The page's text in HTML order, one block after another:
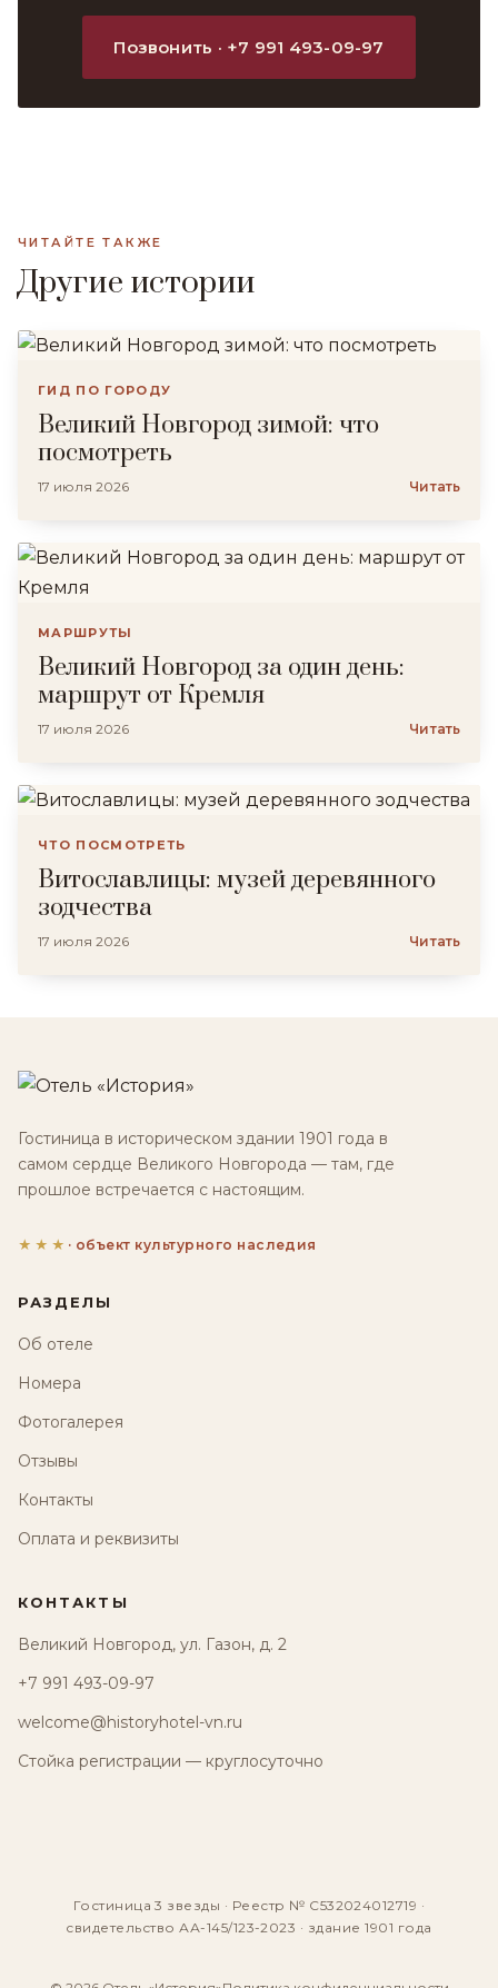
Позвонить · +7 991 493-09-97
ЧИТАЙТЕ ТАКЖЕ
Другие истории
ГИД ПО ГОРОДУ
Великий Новгород зимой: что
посмотреть
17 июля 2026 Читать
МАРШРУТЫ
Великий Новгород за один день:
маршрут от Кремля
17 июля 2026 Читать
ЧТО ПОСМОТРЕТЬ
Витославлицы: музей деревянного
зодчества
17 июля 2026 Читать
Гостиница в историческом здании 1901 года в
самом сердце Великого Новгорода — там, где
прошлое встречается с настоящим.
★★★ · объект культурного наследия
РАЗДЕЛЫ
Об отеле
Номера
Фотогалерея
Отзывы
Контакты
Оплата и реквизиты
КОНТАКТЫ
Великий Новгород, ул. Газон, д. 2
+7 991 493-09-97
welcome@historyhotel-vn.ru
Стойка регистрации — круглосуточно
Гостиница 3 звезды · Реестр № С532024012719 ·
свидетельство АА-145/123-2023 · здание 1901 года